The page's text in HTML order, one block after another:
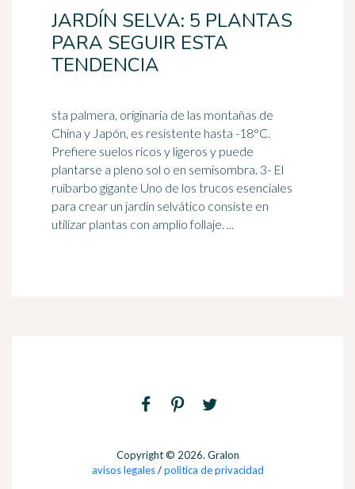
JARDÍN SELVA: 5 PLANTAS
PARA SEGUIR ESTA
TENDENCIA
sta palmera, originaria de las montañas de
China y Japón, es resistente hasta -18°C.
Prefiere suelos ricos y ligeros y puede
plantarse a pleno sol o en semisombra. 3- El
ruibarbo gigante Uno de los trucos esenciales
para crear un jardín selvático consiste en
utilizar plantas con amplio follaje. ...
Copyright © 2026. Gralon
avisos legales/politica de privacidad